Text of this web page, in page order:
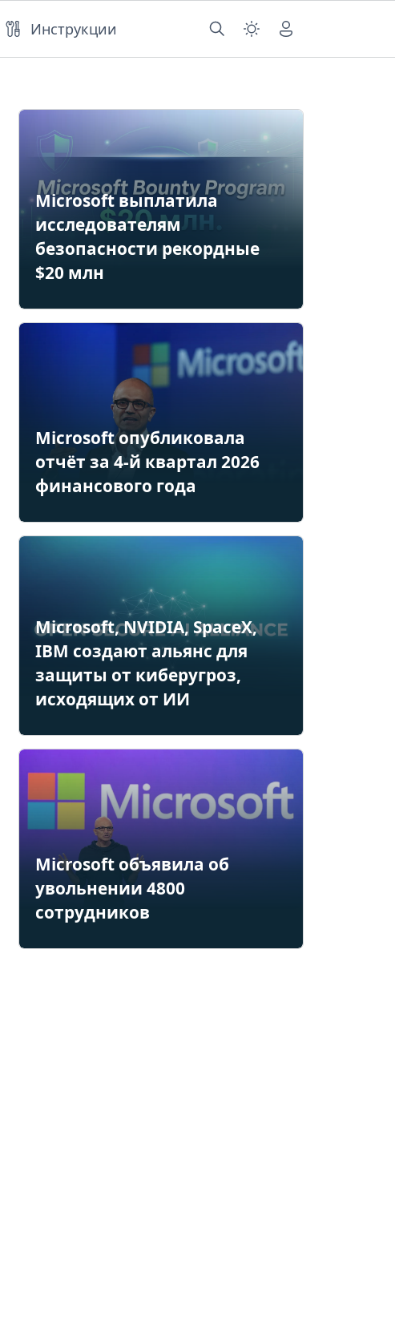
Инструкции
Microsoft выплатила
исследователям
безопасности рекордные
$20 млн
Microsoft опубликовала
отчёт за 4-й квартал 2026
финансового года
Microsoft, NVIDIA, SpaceX,
IBM создают альянс для
защиты от киберугроз,
исходящих от ИИ
Microsoft объявила об
увольнении 4800
сотрудников